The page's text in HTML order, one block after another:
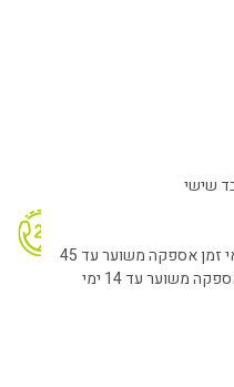
זמני אספקה - כל מוצר שלא נמצא במלאי זמן אספקה משוער עד 45
ימי עסקים. כל מוצר הנמצא במלאי זמן אספקה משוער עד 14 ימי